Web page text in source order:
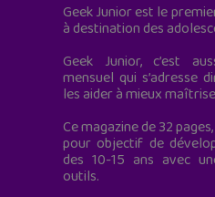
Geek Junior est le
à destination des
Geek Junior, c’est
mensuel qui s’adresse
les aider à mieux
Ce magazine de 32
pour objectif de
des 10-15 ans avec
outils.